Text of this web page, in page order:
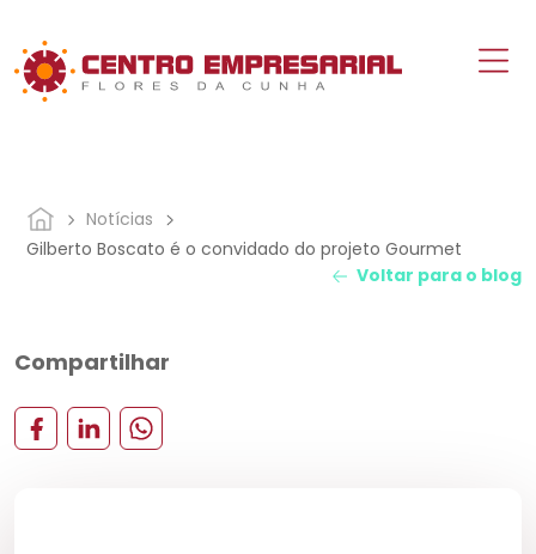
Notícias
Gilberto Boscato é o convidado do projeto Gourmet
Voltar para o blog
Compartilhar